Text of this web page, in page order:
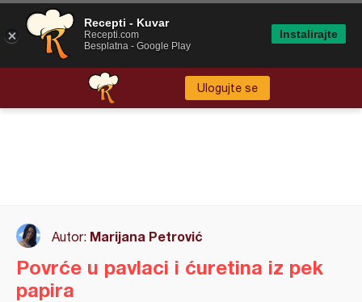
Ulogujte se
Autor: Marijana Petrović
Povrće u pavlaci i ćuretina iz pek
papira
Recepti - Kuvar
Recepti.com
Besplatna - Google Play
Instalirajte